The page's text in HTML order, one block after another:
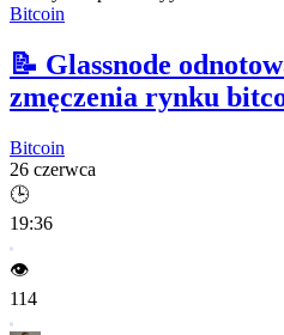
Bitcoin
📝 Glassnode
zmęczenia rynku
Bitcoin
26 czerwca
🕒
19:36
👁️
114